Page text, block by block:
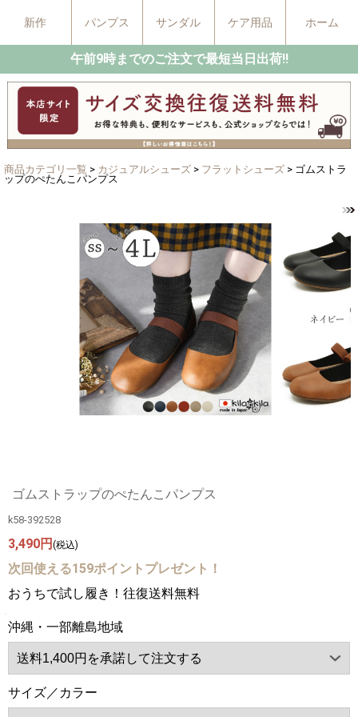
新作 パンプス サンダル ケア用品 ホーム
午前9時までのご注文で最短当日出荷!!
商品カテゴリ一覧 > カジュアルシューズ > フラットシューズ > ゴムストラ
ップのぺたんこパンプス
ゴムストラップのぺたんこパンプス
k58-392528
3,490円 (税込)
次回使える159ポイントプレゼント！
おうちで試し履き！往復送料無料
沖縄・一部離島地域
サイズ／カラー